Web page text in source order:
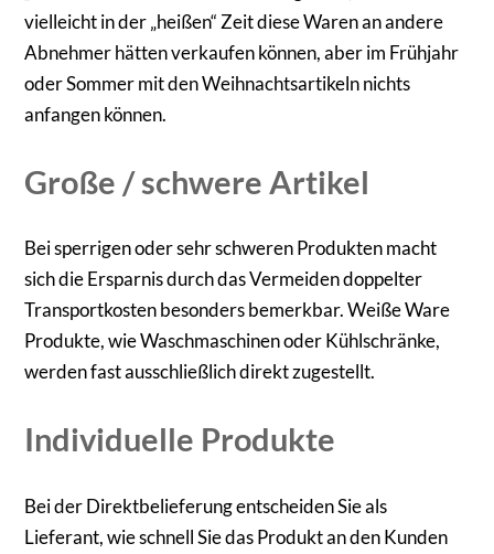
vielleicht in der „heißen“ Zeit diese Waren an andere
Abnehmer hätten verkaufen können, aber im Frühjahr
oder Sommer mit den Weihnachtsartikeln nichts
anfangen können.
Große / schwere Artikel
Bei sperrigen oder sehr schweren Produkten macht
sich die Ersparnis durch das Vermeiden doppelter
Transportkosten besonders bemerkbar. Weiße Ware
Produkte, wie Waschmaschinen oder Kühlschränke,
werden fast ausschließlich direkt zugestellt.
Individuelle Produkte
Bei der Direktbelieferung entscheiden Sie als
Lieferant, wie schnell Sie das Produkt an den Kunden